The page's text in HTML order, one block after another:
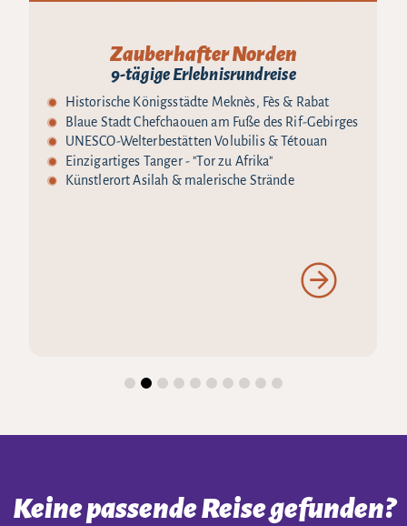
Zauberhafter Norden
9-tägige Erlebnisrundreise
Historische Königsstädte Meknès, Fès & Rabat
Blaue Stadt Chefchaouen am Fuße des Rif-Gebirges
UNESCO-Welterbestätten Volubilis & Tétouan
Einzigartiges Tanger - "Tor zu Afrika"
Künstlerort Asilah & malerische Strände
Keine passende Reise gefunden?